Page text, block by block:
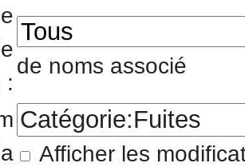
:
de noms associé
Afficher les